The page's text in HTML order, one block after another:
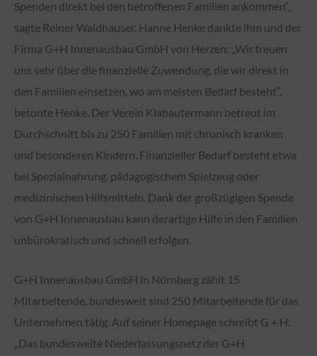
Spenden direkt bei den betroffenen Familien ankommen“,
sagte Reiner Waldhauser. Hanne Henke dankte ihm und der
Firma G+H Innenausbau GmbH von Herzen: „Wir freuen
uns sehr über die finanzielle Zuwendung, die wir direkt in
den Familien einsetzen, wo am meisten Bedarf besteht“,
betonte Henke. Der Verein Klabautermann betreut im
Durchschnitt bis zu 250 Familien mit chronisch kranken
und besonderen Kindern. Finanzieller Bedarf besteht etwa
bei Spezialnahrung, pädagogischem Spielzeug oder
medizinischen Hilfsmitteln. Dank der großzügigen Spende
von G+H Innenausbau kann derartige Hilfe in den Familien
unbürokratisch und schnell erfolgen.
G+H Innenausbau GmbH in Nürnberg zählt 15
Mitarbeitende, bundesweit sind 250 Mitarbeitende für das
Unternehmen tätig. Auf seiner Homepage schreibt G + H:
„Das bundesweite Niederlassungsnetz der G+H